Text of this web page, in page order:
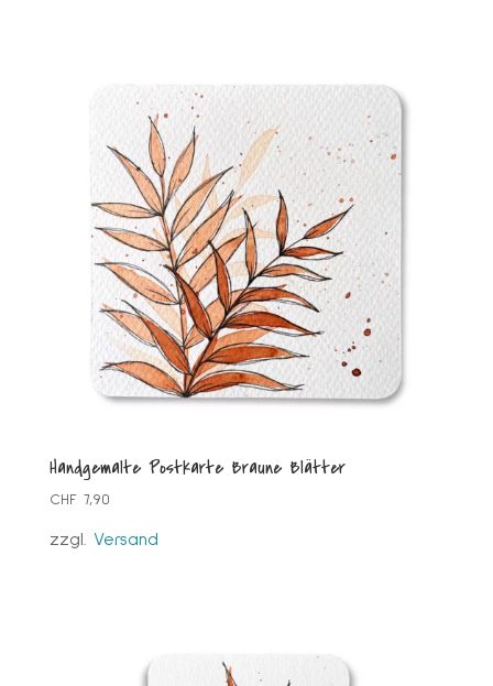
Handgemalte Postkarte Braune Blätter
CHF 7,90
zzgl. Versand